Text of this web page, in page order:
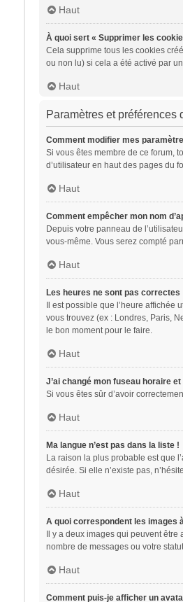
Haut
À quoi sert « Supprimer les
Cela supprime tous les cookies
ou non lu) si cela a été activé par
Haut
Paramètres et préférences
Comment modifier mes
Si vous êtes membre de ce forum,
d’utilisateur en haut des pages du
Haut
Comment empêcher mon nom
Depuis votre panneau de
vous-même. Vous serez compté
Haut
Les heures ne sont pas correctes
Il est possible que l’heure
vous trouvez (ex : Londres, Paris,
le bon moment pour le faire.
Haut
J’ai changé mon fuseau horaire
Si vous êtes sûr d’avoir
Haut
Ma langue n’est pas dans la liste !
La raison la plus probable est que
désirée. Si elle n’existe pas,
Haut
A quoi correspondent les images
Il y a deux images qui peuvent
nombre de messages ou votre
Haut
Comment puis-je afficher un